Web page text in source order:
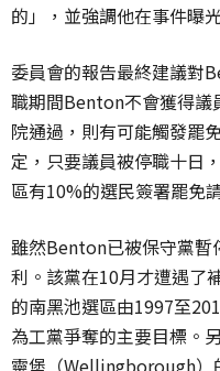
的」，並強調他在事件曝
委員會的報告最終建議對
職期間Benton不會獲得議
院通過，則有可能觸發罷
定，只要議員被停職十日
區有10%的選民簽署罷免
雖然Benton已被保守黨暫
利。該黨在10月才遭遇了
的南黑池選區由1997至
為工黨爭奪的主要目標。
靈堡（Wellingborough）